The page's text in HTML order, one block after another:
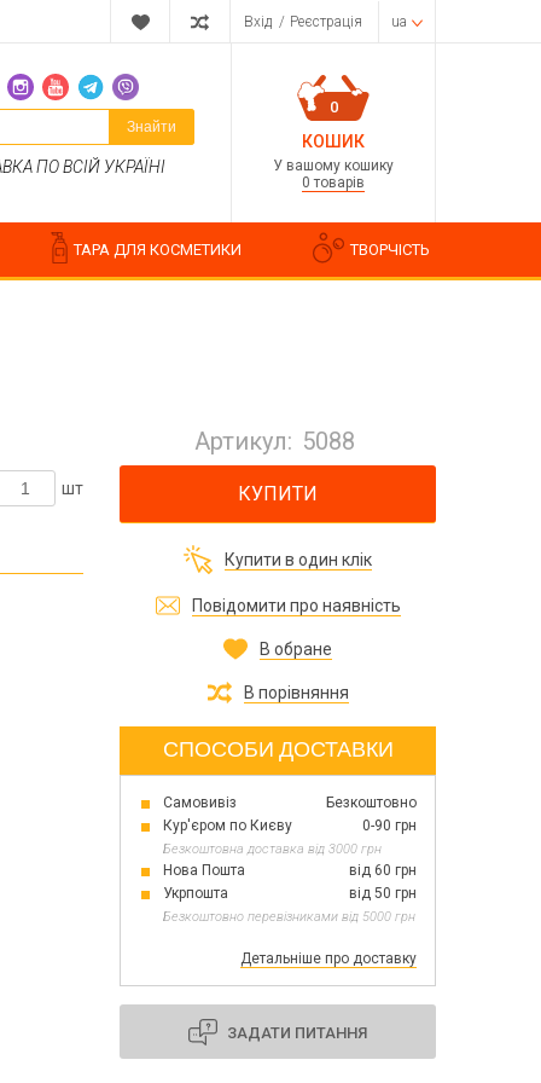
Вхід / Реєстрація ua
Знайти
ПО ВСІЙ УКРАЇНІ
0
КОШИК
У вашому кошику
0 товарів
Косметичні ароматизатори
Ароматизатори харчові
Все для виготовлення парфумів
Все для аромасаше та аромадифузорів
Тара косметична опт
Масло для мила оптом
Основи для скрабу
Трави для мила
Глина косметична
Новий рік, Різдво
1 жовтня День захисників та захисниць
України
ТАРА ДЛЯ КОСМЕТИКИ ТВОРЧІСТЬ
шт
Артикул: 5088
КУПИТИ
Купити в один клік
Повідомити про наявність
В обране
В порівняння
СПОСОБИ ДОСТАВКИ
Самовивіз
Безкоштовно
Кур'єром по Києву
0-90 грн
Безкоштовна доставка від 3000 грн
Нова Пошта
від 60 грн
Укрпошта
від 50 грн
Безкоштовно перевізниками від 5000 грн
Детальніше про доставку
ЗАДАТИ ПИТАННЯ